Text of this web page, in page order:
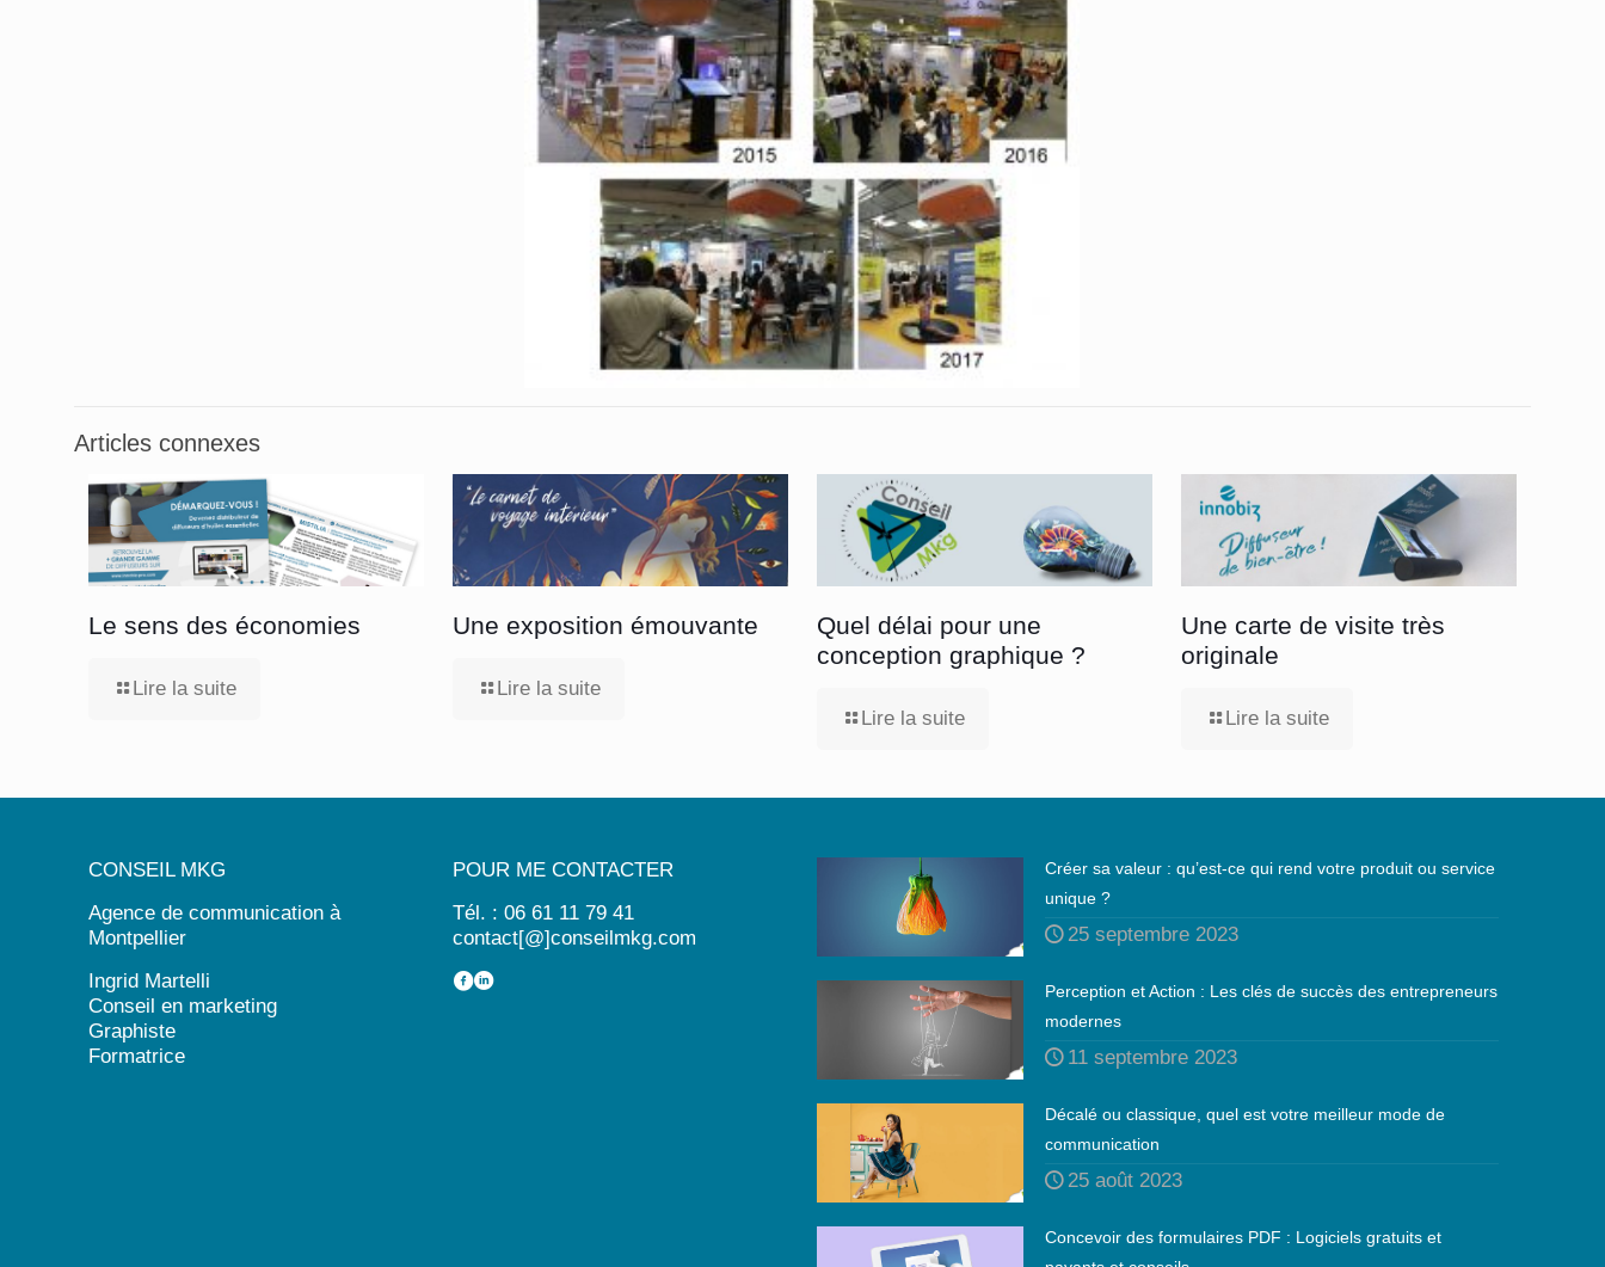
Articles connexes
Le sens des économies
Lire la suite
Une exposition émouvante
Lire la suite
Quel délai pour une
conception graphique ?
Lire la suite
Une carte de visite très
originale
Lire la suite
CONSEIL MKG
Agence de communication à
Montpellier
Ingrid Martelli
Conseil en marketing
Graphiste
Formatrice
POUR ME CONTACTER
Tél. : 06 61 11 79 41
contact[@]conseilmkg.com
Créer sa valeur : qu’est-ce qui rend votre produit ou service
unique ?
25 septembre 2023
Perception et Action : Les clés de succès des entrepreneurs
modernes
11 septembre 2023
Décalé ou classique, quel est votre meilleur mode de
communication
25 août 2023
Concevoir des formulaires PDF : Logiciels gratuits et